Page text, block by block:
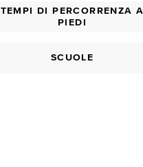
TEMPI DI PERCORRENZA A
PIEDI
SCUOLE